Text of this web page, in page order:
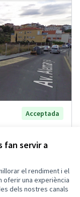
fan servir a
el rendiment i el
una experiència
dels nostres canals
Acceptada